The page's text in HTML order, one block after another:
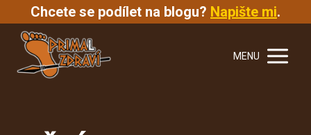
Chcete se podílet na blogu? Napište mi.
MENU